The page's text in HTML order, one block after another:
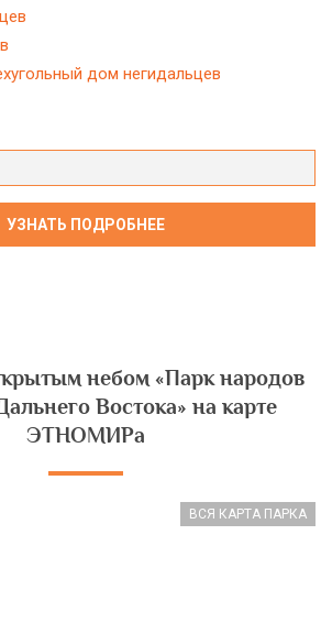
дом негидальцев
небом «Парк народов
Востока» на карте
ЭТНОМИРа
ВСЯ КАРТА ПАРКА